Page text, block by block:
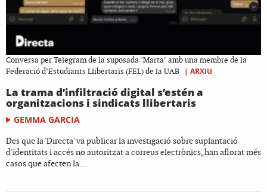
Conversa per Telegram de la suposada "Marta" amb una membre de la
Federació d’Estudiants Llibertaris (FEL) de la UAB
| ARXIU
La trama d’infiltració digital s’estén a
organitzacions i sindicats llibertaris
GEMMA GARCIA
Des que la 'Directa' va publicar la investigació sobre suplantació
d'identitats i accés no autoritzat a correus electrònics, han aflorat més
casos que afecten la...